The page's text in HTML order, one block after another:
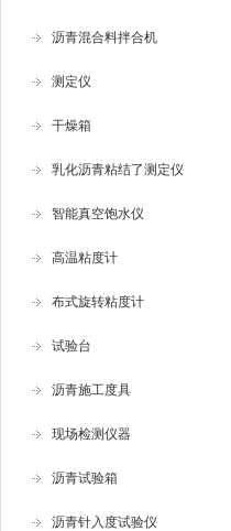
沥青混合料拌合机
测定仪
干燥箱
乳化沥青粘结了测定仪
智能真空饱水仪
高温粘度计
布式旋转粘度计
试验台
沥青施工度具
现场检测仪器
沥青试验箱
沥青针入度试验仪